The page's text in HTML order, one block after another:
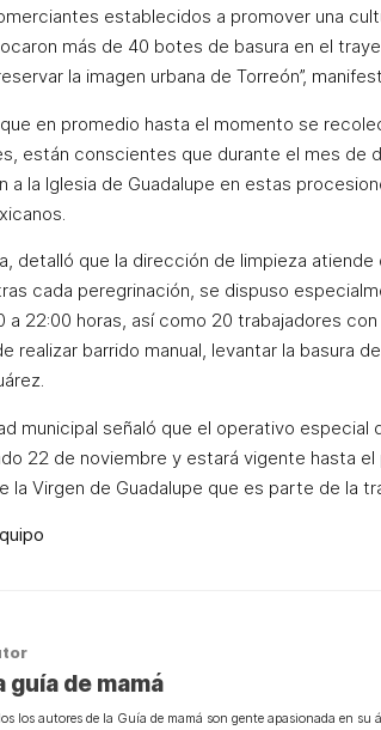
establecidos a promover una
más de 40 botes de basura en el
la imagen urbana de Torreón”,
en promedio hasta el momento se
están conscientes que durante el mes de
a la Iglesia de Guadalupe en estas
detalló que la dirección de limpieza
cada peregrinación, se dispuso
a 22:00 horas, así como 20 trabajadores
realizar barrido manual, levantar la basura
municipal señaló que el operativo
22 de noviembre y estará vigente hasta
la Virgen de Guadalupe que es parte de la
guía de mamá
los autores de la Guía de mamá son gente apasionada en